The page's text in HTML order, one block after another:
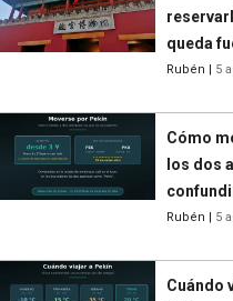
queda
Rubén | 5
Cómo
los dos
Rubén | 5
Cuándo